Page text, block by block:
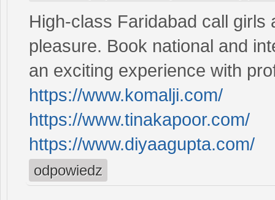
High-class Faridabad call girls
pleasure. Book national and
an exciting experience with
https://www.komalji.com/
https://www.tinakapoor.com/
https://www.diyaagupta.com/
odpowiedz